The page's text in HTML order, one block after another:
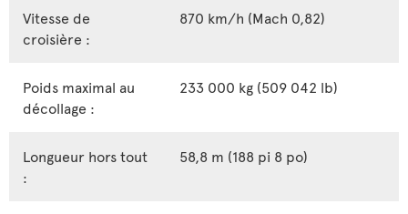
Vitesse de
croisière :
870 km/h (Mach 0,82)
Poids maximal au
décollage :
233 000 kg (509 042 lb)
Longueur hors tout
:
58,8 m (188 pi 8 po)